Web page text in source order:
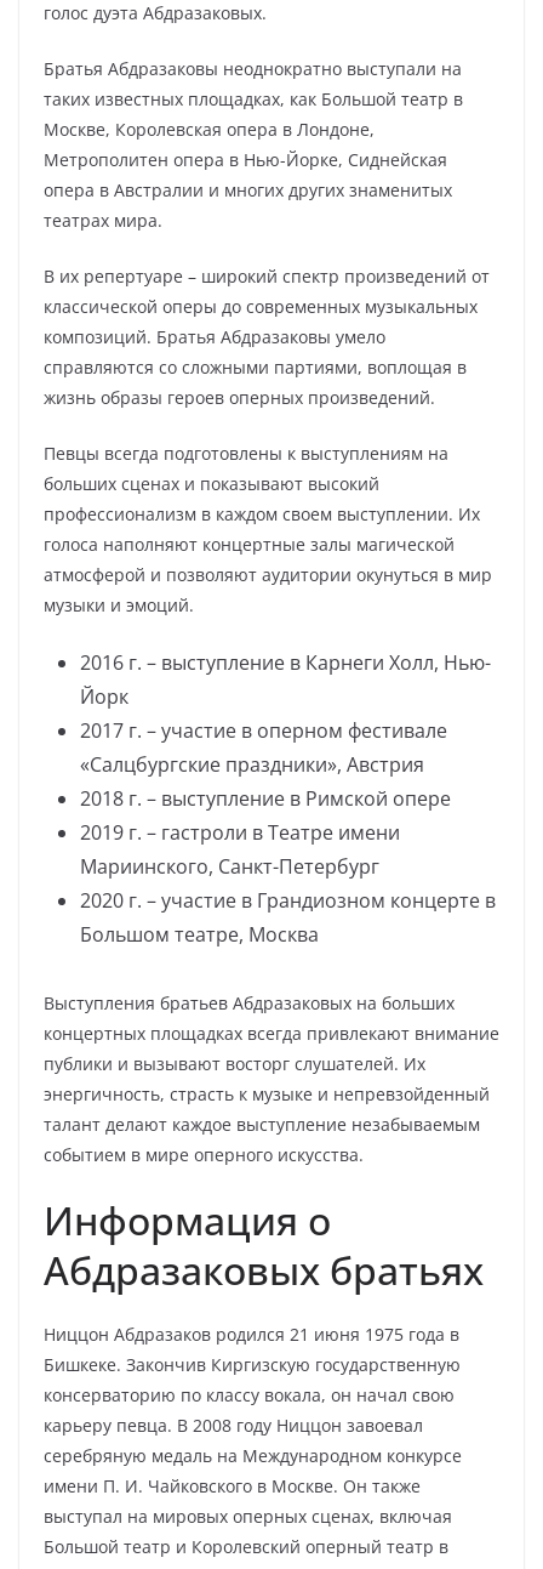
голос дуэта Абдразаковых.
Братья Абдразаковы неоднократно выступали на
таких известных площадках, как Большой театр в
Москве, Королевская опера в Лондоне,
Метрополитен опера в Нью-Йорке, Сиднейская
опера в Австралии и многих других знаменитых
театрах мира.
В их репертуаре – широкий спектр произведений от
классической оперы до современных музыкальных
композиций. Братья Абдразаковы умело
справляются со сложными партиями, воплощая в
жизнь образы героев оперных произведений.
Певцы всегда подготовлены к выступлениям на
больших сценах и показывают высокий
профессионализм в каждом своем выступлении. Их
голоса наполняют концертные залы магической
атмосферой и позволяют аудитории окунуться в мир
музыки и эмоций.
2016 г. – выступление в Карнеги Холл, Нью-
Йорк
2017 г. – участие в оперном фестивале
«Салцбургские праздники», Австрия
2018 г. – выступление в Римской опере
2019 г. – гастроли в Театре имени
Мариинского, Санкт-Петербург
2020 г. – участие в Грандиозном концерте в
Большом театре, Москва
Выступления братьев Абдразаковых на больших
концертных площадках всегда привлекают внимание
публики и вызывают восторг слушателей. Их
энергичность, страсть к музыке и непревзойденный
талант делают каждое выступление незабываемым
событием в мире оперного искусства.
Информация о
Абдразаковых братьях
Ниццон Абдразаков родился 21 июня 1975 года в
Бишкеке. Закончив Киргизскую государственную
консерваторию по классу вокала, он начал свою
карьеру певца. В 2008 году Ниццон завоевал
серебряную медаль на Международном конкурсе
имени П. И. Чайковского в Москве. Он также
выступал на мировых оперных сценах, включая
Большой театр и Королевский оперный театр в